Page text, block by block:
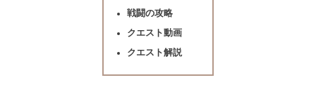
戦闘の攻略
クエスト動画
クエスト解説